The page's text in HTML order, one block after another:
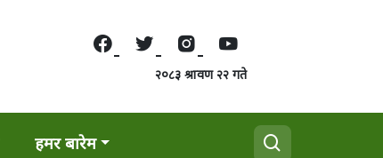
२०८३ श्रावण २२ गते
हमर बारेम